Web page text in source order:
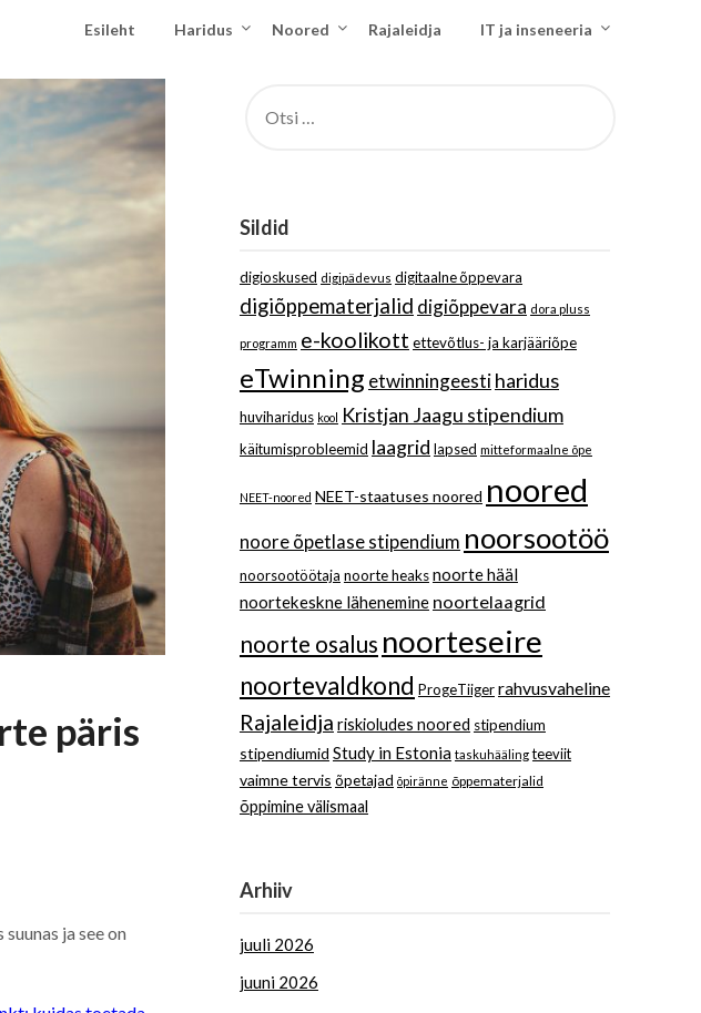
Esileht Haridus Noored Rajaleidja IT ja inseneeria
päris
ja see on
Sildid
digioskused digipädevus digitaalne õppevara
digiõppematerjalid digiõppevara dora pluss
programm e-koolikott ettevõtlus- ja karjääriõpe
eTwinning etwinningeestiharidus
huviharidus kool Kristjan Jaagu stipendium
käitumisprobleemid laagrid lapsed mitteformaalne õpe
NEET-noored NEET-staatuses noored noored
noore õpetlase stipendium noorsootöö
noorsootöötaja noorte heaksnoorte hääl
noortekeskne lähenemine noortelaagrid
noorte osalus noorteseire
noortevaldkond ProgeTiigerrahvusvaheline
Rajaleidja riskioludes noored stipendium
stipendiumid Study in Estonia taskuhääling teeviit
vaimne tervis õpetajad õpiränne õppematerjalid
õppimine välismaal
Arhiiv
juuli 2026
juuni 2026